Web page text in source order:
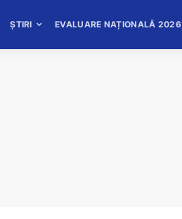
ȘTIRI EVALUARE NAȚIONALĂ 2026